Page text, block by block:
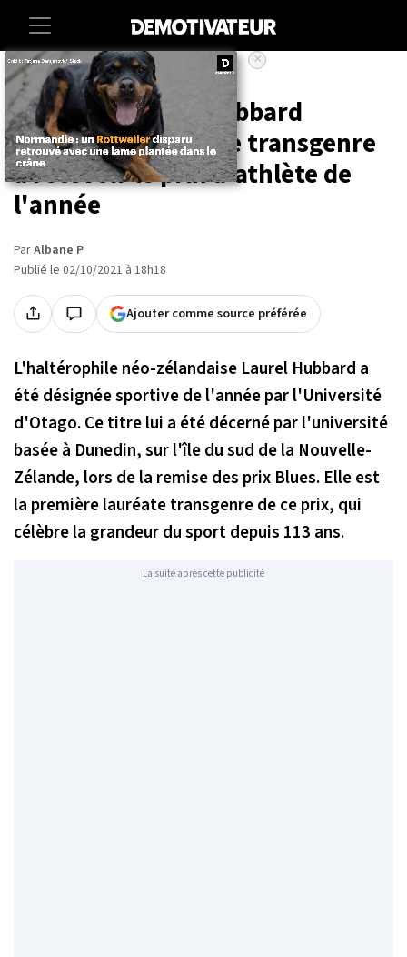
Accueil Societe Sport
À 43 ans, Laurel Hubbard
devient la première transgenre
à recevoir le prix d'athlète de
l'année
ParAlbane P
Publié le 02/10/2021 à 18h18
Ajouter comme source préférée
L'haltérophile néo-zélandaise Laurel Hubbard a
été désignée sportive de l'année par l'Université
d'Otago. Ce titre lui a été décerné par l'université
basée à Dunedin, sur l'île du sud de la Nouvelle-
Zélande, lors de la remise des prix Blues. Elle est
la première lauréate transgenre de ce prix, qui
célèbre la grandeur du sport depuis 113 ans.
La suite après cette publicité
×